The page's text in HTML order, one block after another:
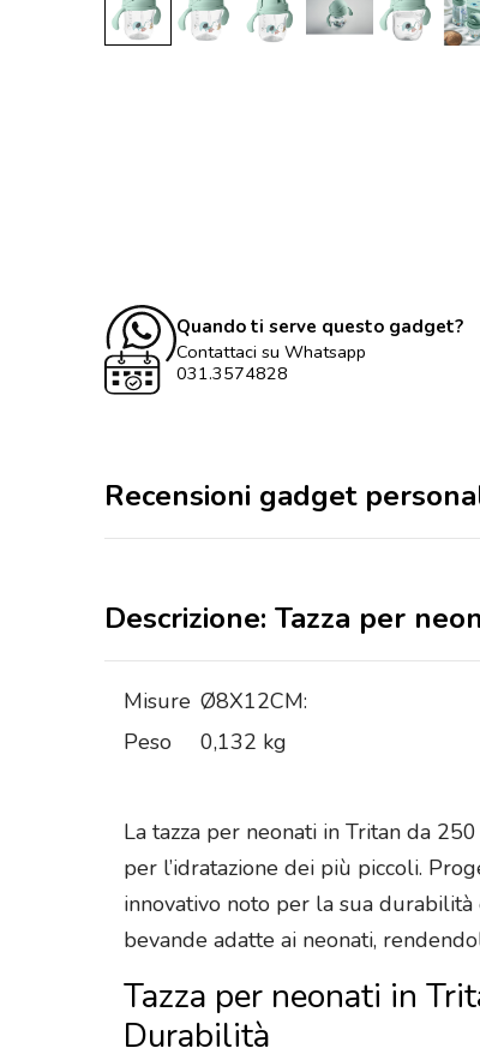
Quando ti serve questo gadget?
Contattaci su Whatsapp
031.3574828
Recensioni gadget
Descrizione: Tazza per
Misure Ø8X12CM:
Peso
0,132 kg
La tazza per neonati in Tritan da
per l’idratazione dei più piccoli.
innovativo noto per la sua
bevande adatte ai neonati,
Tazza per neonati in
Durabilità